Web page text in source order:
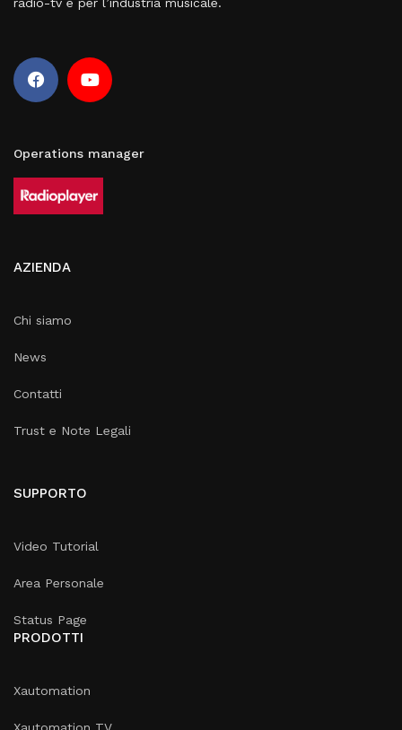
Operations manager
AZIENDA
Chi siamo
News
Contatti
Trust e Note Legali
SUPPORTO
Video Tutorial
Area Personale
Status Page
PRODOTTI
Xautomation